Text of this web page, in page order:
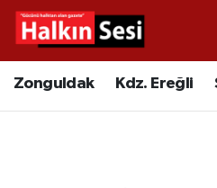
Zonguldak Kdz. Ereğli
Video
Çaycuma
Merkez Hava Durumu